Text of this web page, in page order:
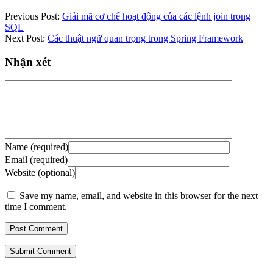
Previous Post: Giải mã cơ chế hoạt động của các lệnh join trong
SQL
Next Post: Các thuật ngữ quan trọng trong Spring Framework
Nhận xét
Name (required)
Email (required)
Website (optional)
Save my name, email, and website in this browser for the next
time I comment.
Submit Comment